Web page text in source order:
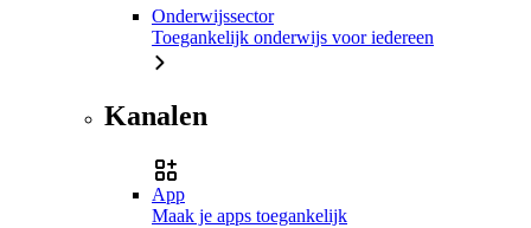
Onderwijssector
Toegankelijk onderwijs voor iedereen
Kanalen
App
Maak je apps toegankelijk